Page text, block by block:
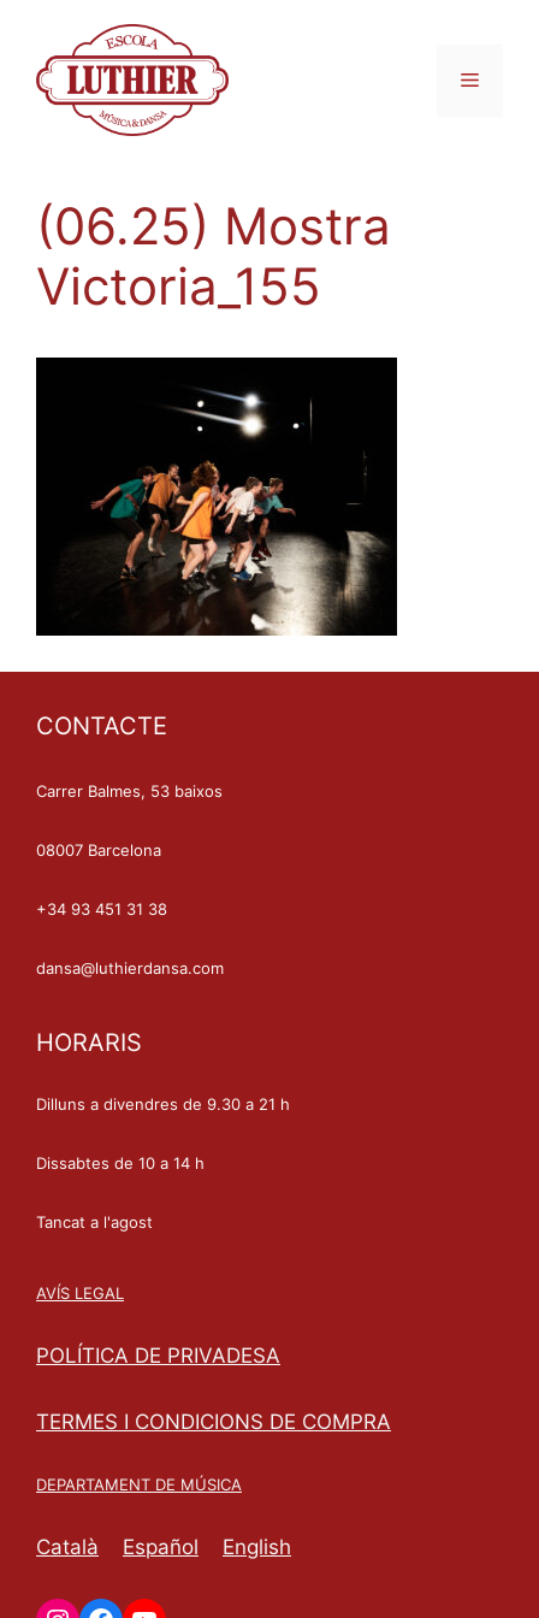
(06.25) Mostra
Victoria_155
CONTACTE
Carrer Balmes, 53 baixos
08007 Barcelona
+34 93 451 31 38
dansa@luthierdansa.com
HORARIS
Dilluns a divendres de 9.30 a 21 h
Dissabtes de 10 a 14 h
Tancat a l'agost
AVÍS LEGAL
POLÍTICA DE PRIVADESA
TERMES I CONDICIONS DE COMPRA
DEPARTAMENT DE MÚSICA
Català Español English